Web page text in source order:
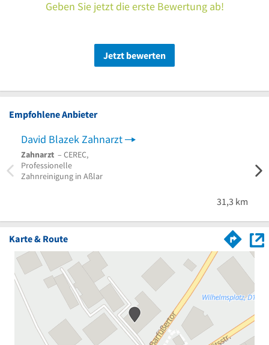
Geben Sie jetzt die erste Bewertung ab!
Jetzt bewerten
Empfohlene Anbieter
David Blazek Zahnarzt
Zahnarzt – CEREC,
Professionelle
Zahnreinigung in Aßlar
31,3 km
Karte & Route